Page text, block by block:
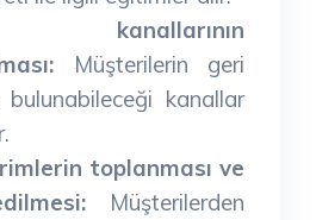
kanallarının
Müşterilerin geri
bulunabileceği kanallar
toplanması ve
Müşterilerden